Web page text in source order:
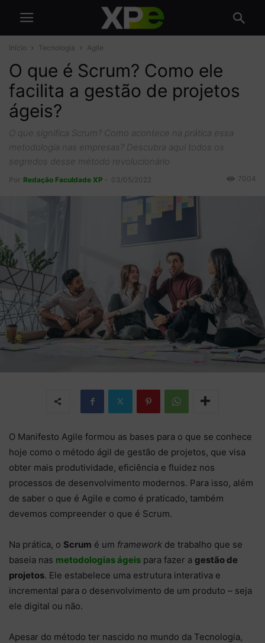
Início Tecnologia Agile
O que é Scrum? Como ele
facilita a gestão de projetos
ágeis?
O que significa Scrum? Como acontece na prática essa
metodologia nas empresas? Descubra aqui todos os
segredos desse método revolucionário
Por Redação Faculdade XP 03/05/2022 7004
O Manifesto Agile formou as bases para o que se conhece
hoje como o método ágil de gestão de projetos, que visa
obter mais produtividade, eficiência e fluidez nos
processos de desenvolvimento modernos. Para isso, além
de saber o que é Agile e como é praticado, também
devemos compreender o que é Scrum.
Na prática, o Scrum é um framework de trabalho que se
baseia nas metodologias ágeis para fazer a gestão de
projetos. Ele estabelece uma estrutura interativa e
incremental para o desenvolvimento de um produto – seja
ele digital ou não.
Apesar do método ter nascido no mundo da Tecnologia,